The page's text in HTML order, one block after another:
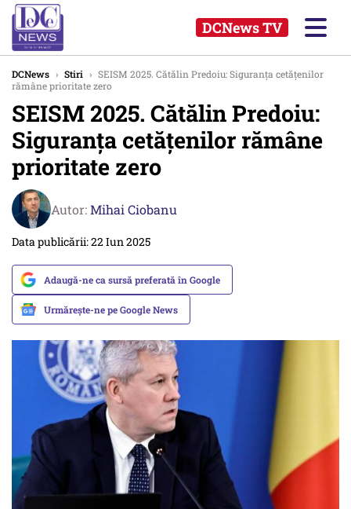
DCNews TV
DCNews › Stiri › SEISM 2025. Cătălin Predoiu: Siguranţa cetăţenilor
rămâne prioritate zero
SEISM 2025. Cătălin Predoiu:
Siguranţa cetăţenilor rămâne
prioritate zero
Autor:Mihai Ciobanu
Data publicării: 22 Iun 2025
Adaugă-ne ca sursă preferată în Google
Urmărește-ne pe Google News